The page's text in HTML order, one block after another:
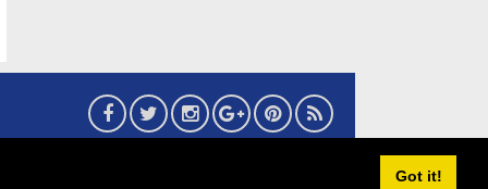
Got it!